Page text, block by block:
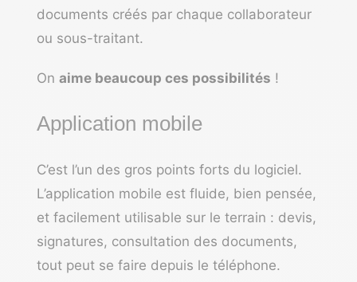
documents créés par chaque collaborateur
ou sous-traitant.
On aime beaucoup ces possibilités !
Application mobile
C’est l’un des gros points forts du logiciel.
L’application mobile est fluide, bien pensée,
et facilement utilisable sur le terrain : devis,
signatures, consultation des documents,
tout peut se faire depuis le téléphone.